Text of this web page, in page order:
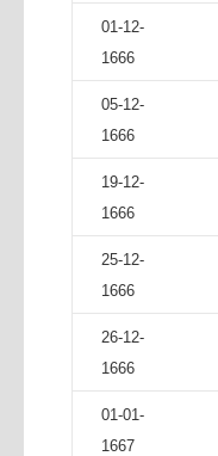
01-12-
1666
05-12-
1666
19-12-
1666
25-12-
1666
26-12-
1666
01-01-
1667